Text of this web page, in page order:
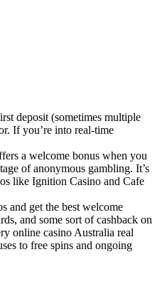
deposit (sometimes multiple
If you’re into real-time
a welcome bonus when you
of anonymous gambling. It’s
like Ignition Casino and Cafe
and get the best welcome
and some sort of cashback on
online casino Australia real
to free spins and ongoing